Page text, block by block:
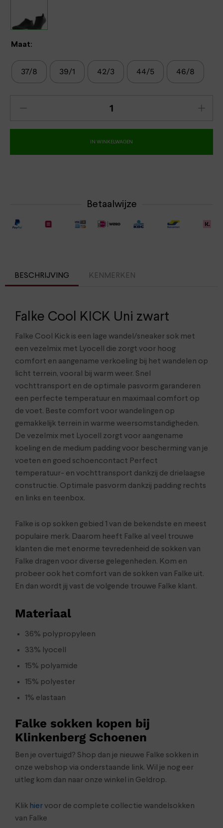
Maat:
37/8 39/1 42/3 44/5 46/8
IN WINKELWAGEN
Betaalwijze
BESCHRIJVING KENMERKEN
Falke Cool KICK Uni zwart
Falke Cool Kick is een lage wandel/sneaker sok met
een vezelmix met Lyocell die zorgt voor hoog
comfort en aangename verkoeling bij het wandelen op
licht terrein, vooral bij warm weer. Snel
vochttransport en de optimale pasvorm garanderen
een perfecte temperatuur en maximaal comfort op
de voet. Beste comfort voor wandelingen op
gemakkelijk terrein in warme weersomstandigheden.
De vezelmix met Lyocell zorgt voor aangename
koeling en de medium padding voor bescherming van je
voeten en goed schoencontact Perfect
temperatuur- en vochttransport dankzij de drielaagse
constructie. Optimale pasvorm dankzij padding rechts
en links en teenbox.
Falke is op sokken gebied 1 van de bekendste en meest
populaire merk. Daarom heeft Falke al veel trouwe
klanten die met enorme tevredenheid de sokken van
Falke dragen voor diverse gelegenheden. Kom en
probeer ook het comfort van de sokken van Falke uit.
En dan wordt jij vast de volgende trouwe Falke klant.
Materiaal
36% polypropyleen
33% lyocell
15% polyamide
15% polyester
1% elastaan
Falke sokken kopen bij
Klinkenberg Schoenen
Ben je overtuigd? Shop dan je nieuwe Falke sokken in
onze webshop via onderstaande link. Wil je nog eer
uitleg kom dan naar onze winkel in Geldrop.
Klik hiervoor de complete collectie wandelsokken
van Falke